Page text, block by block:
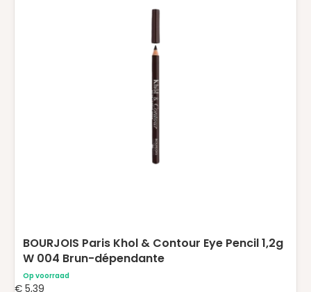
BOURJOIS Paris Khol & Contour Eye Pencil 1,2g
W 004 Brun-dépendante
Op voorraad
€ 5,39